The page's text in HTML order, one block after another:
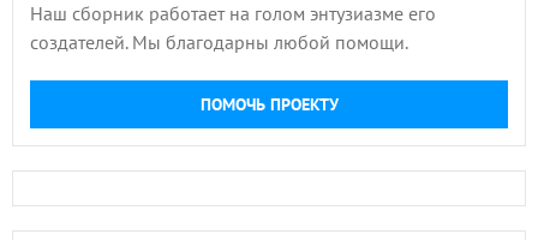
Наш сборник работает на голом энтузиазме его
создателей. Мы благодарны любой помощи.
ПОМОЧЬ ПРОЕКТУ